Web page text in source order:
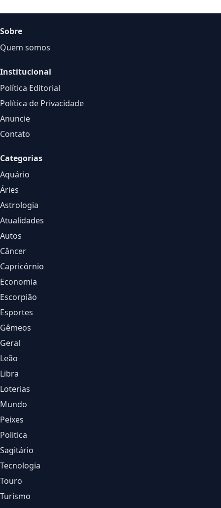
Sobre
Quem somos
Institucional
Política Editorial
Política de Privacidade
Anuncie
Contato
Categorias
Aquário
Áries
Astrologia
Atualidades
Autos
Câncer
Capricórnio
Economia
Escorpião
Esportes
Gêmeos
Geral
Leão
Libra
Loterias
Mundo
Peixes
Politica
Sagitário
Tecnologia
Touro
Turismo